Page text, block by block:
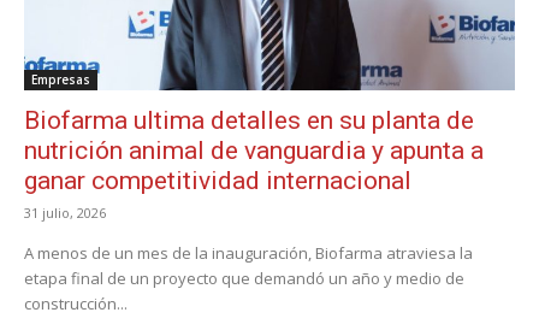
Empresas
Biofarma ultima detalles en su planta de
nutrición animal de vanguardia y apunta a
ganar competitividad internacional
31 julio, 2026
A menos de un mes de la inauguración, Biofarma atraviesa la
etapa final de un proyecto que demandó un año y medio de
construcción...